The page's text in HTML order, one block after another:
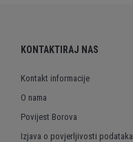
KONTAKTIRAJ NAS
Kontakt informacije
O nama
Povijest Borova
Izjava o povjerljivosti podataka